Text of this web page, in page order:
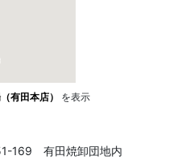
有田本店） を表示
169 有田焼卸団地内